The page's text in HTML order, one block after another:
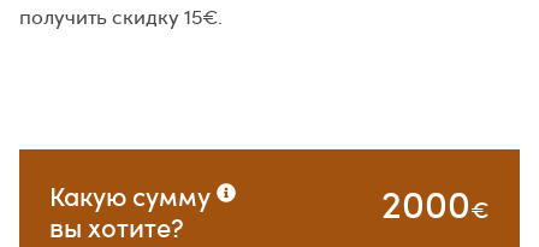
получить скидку 15€.
Какую сумму
вы хотите?
2000€